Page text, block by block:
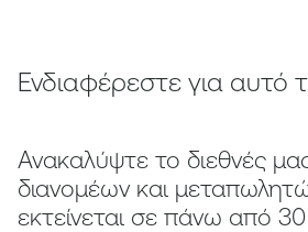
Ενδιαφέρεστε για αυτό
Ανακαλύψτε το διεθνές
διανομέων και
εκτείνεται σε πάνω από